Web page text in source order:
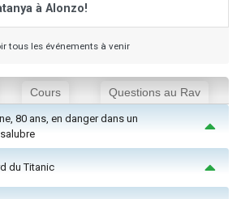
à Alonzo!
tous les événements à venir
Cours Questions au Rav
80 ans, en danger dans un
du Titanic